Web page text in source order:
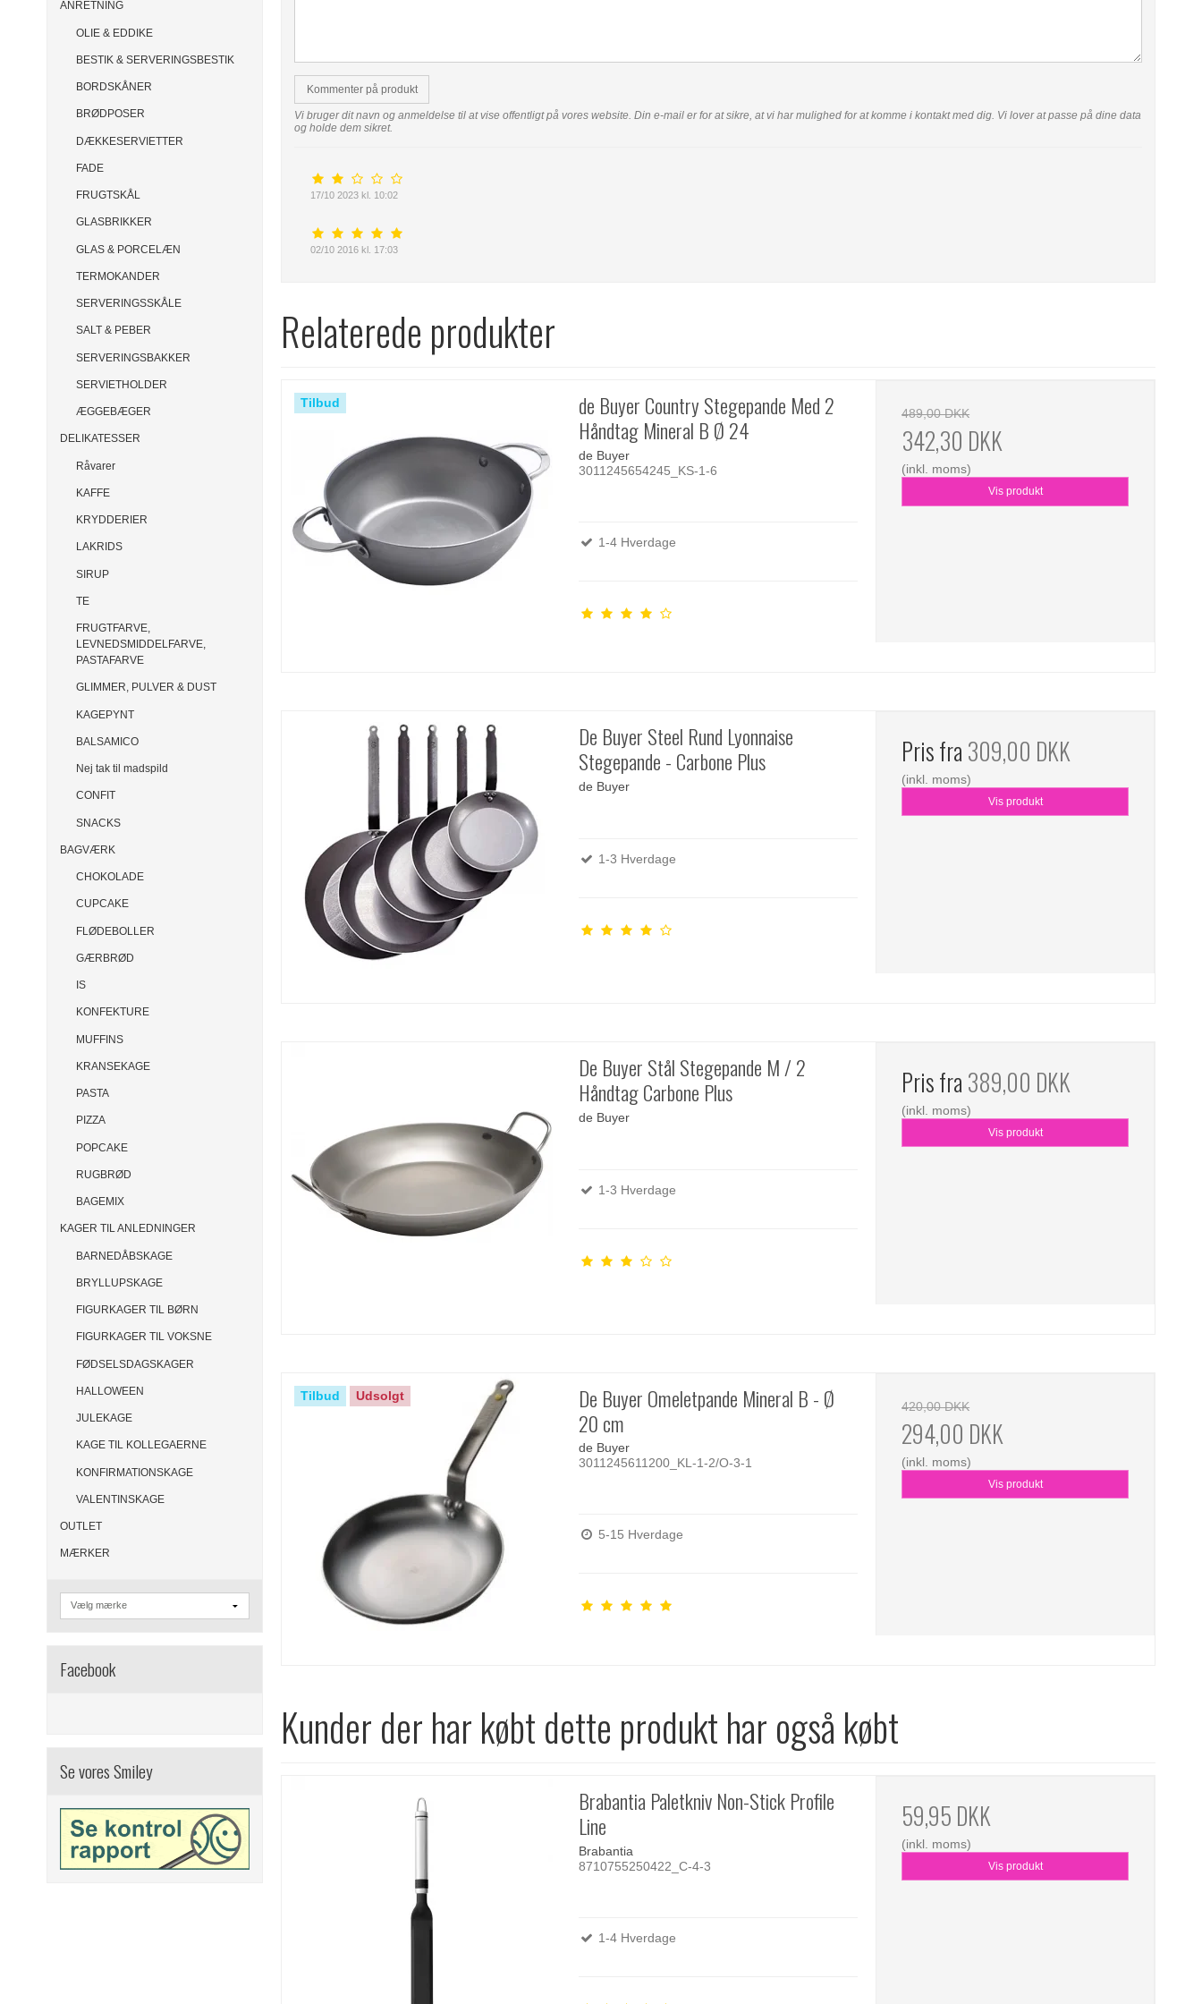
ANRETNING
OLIE & EDDIKE
BESTIK & SERVERINGSBESTIK
BORDSKÅNER
BRØDPOSER
DÆKKESERVIETTER
FADE
FRUGTSKÅL
GLASBRIKKER
GLAS & PORCELÆN
TERMOKANDER
SERVERINGSSKÅLE
SALT & PEBER
SERVERINGSBAKKER
SERVIETHOLDER
ÆGGEBÆGER
DELIKATESSER
Råvarer
KAFFE
KRYDDERIER
LAKRIDS
SIRUP
TE
FRUGTFARVE,
LEVNEDSMIDDELFARVE,
PASTAFARVE
GLIMMER, PULVER & DUST
KAGEPYNT
BALSAMICO
Nej tak til madspild
CONFIT
SNACKS
BAGVÆRK
CHOKOLADE
CUPCAKE
FLØDEBOLLER
GÆRBRØD
IS
KONFEKTURE
MUFFINS
KRANSEKAGE
PASTA
PIZZA
POPCAKE
RUGBRØD
BAGEMIX
KAGER TIL ANLEDNINGER
BARNEDÅBSKAGE
BRYLLUPSKAGE
FIGURKAGER TIL BØRN
FIGURKAGER TIL VOKSNE
FØDSELSDAGSKAGER
HALLOWEEN
JULEKAGE
KAGE TIL KOLLEGAERNE
KONFIRMATIONSKAGE
VALENTINSKAGE
OUTLET
MÆRKER
Facebook
Se vores Smiley
Kommenter på produkt
Vi bruger dit navn og anmeldelse til at vise offentligt på vores website. Din e-mail er for at sikre, at vi har mulighed for at komme i kontakt med dig. Vi lover at passe på dine data
og holde dem sikret.
17/10 2023 kl. 10:02
02/10 2016 kl. 17:03
Relaterede produkter
Tilbud
de Buyer Country Stegepande Med 2
Håndtag Mineral B Ø 24
de Buyer
3011245654245_KS-1-6
1-4 Hverdage
489,00 DKK
342,30 DKK
(inkl. moms)
Vis produkt
De Buyer Steel Rund Lyonnaise
Stegepande - Carbone Plus
de Buyer
1-3 Hverdage
Pris fra 309,00 DKK
(inkl. moms)
Vis produkt
De Buyer Stål Stegepande M / 2
Håndtag Carbone Plus
de Buyer
1-3 Hverdage
Pris fra 389,00 DKK
(inkl. moms)
Vis produkt
Tilbud Udsolgt
De Buyer Omeletpande Mineral B - Ø
20 cm
de Buyer
3011245611200_KL-1-2/O-3-1
5-15 Hverdage
420,00 DKK
294,00 DKK
(inkl. moms)
Vis produkt
Kunder der har købt dette produkt har også købt
Brabantia Paletkniv Non-Stick Profile
Line
Brabantia
8710755250422_C-4-3
1-4 Hverdage
59,95 DKK
(inkl. moms)
Vis produkt